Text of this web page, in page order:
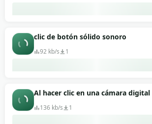
clic de botón sólido sonoro
92 kb/s 1
Al hacer clic en una cámara digital
136 kb/s 1